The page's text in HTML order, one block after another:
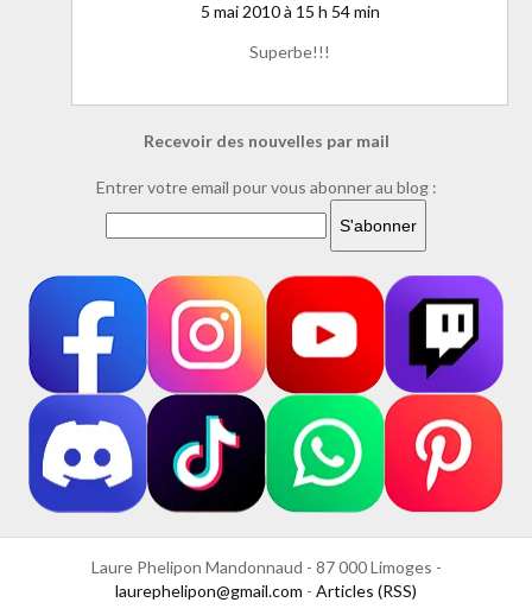
5 mai 2010 à 15 h 54 min
Superbe!!!
Recevoir des nouvelles par mail
Entrer votre email pour vous abonner au blog :
Laure Phelipon Mandonnaud - 87 000 Limoges -
laurephelipon@gmail.com - Articles (RSS)